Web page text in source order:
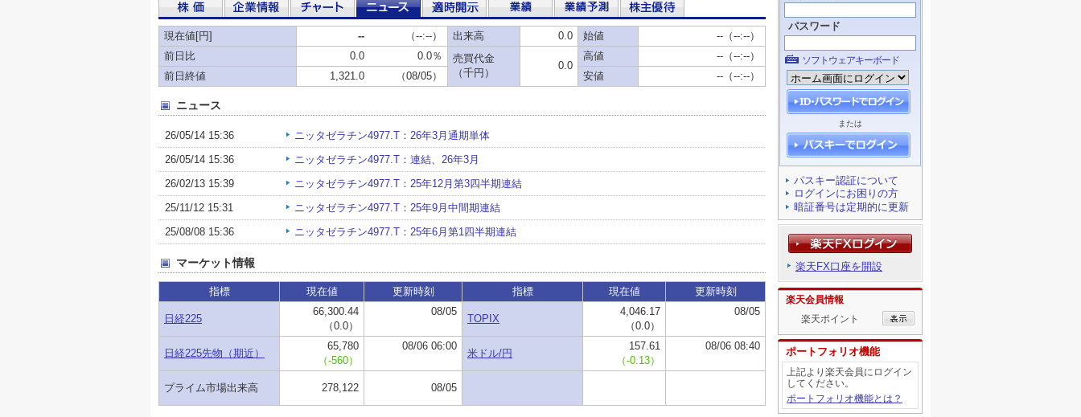
パスワード
ソフトウェアキーボード
または
パスキー認証について
ログインにお困りの方
暗証番号は定期的に更新
楽天FX口座を開設
楽天会員情報
楽天ポイント
ポートフォリオ機能
上記より楽天会員にログイン
してください。
ポートフォリオ機能とは？